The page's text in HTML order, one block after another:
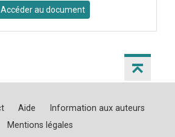
Accéder au document
Aide
Information aux auteurs
Mentions légales